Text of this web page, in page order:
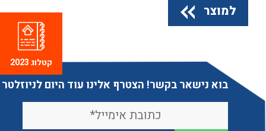
למוצר
בוא נישאר בקשר! הצטרף אלינו עוד היום לניוזלטר
קטלוג 2023